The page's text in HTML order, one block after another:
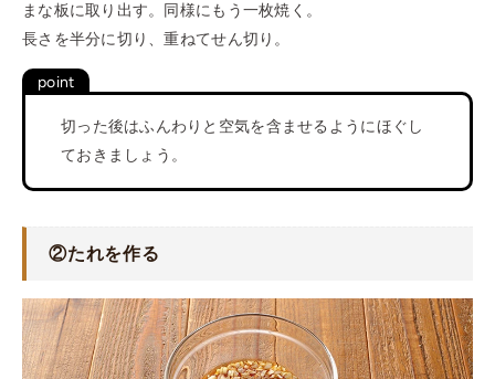
まな板に取り出す。同様にもう一枚焼く。
長さを半分に切り、重ねてせん切り。
切った後はふんわりと空気を含ませるようにほぐし
ておきましょう。
②たれを作る